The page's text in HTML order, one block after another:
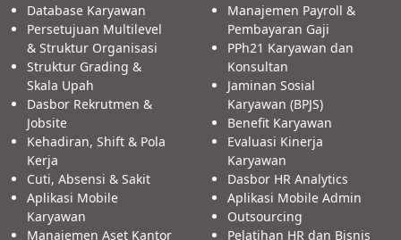
Database Karyawan
Persetujuan Multilevel
& Struktur Organisasi
Struktur Grading &
Skala Upah
Dasbor Rekrutmen &
Jobsite
Kehadiran, Shift & Pola
Kerja
Cuti, Absensi & Sakit
Aplikasi Mobile
Karyawan
Manajemen Aset Kantor
Manajemen Payroll &
Pembayaran Gaji
PPh21 Karyawan dan
Konsultan
Jaminan Sosial
Karyawan (BPJS)
Benefit Karyawan
Evaluasi Kinerja
Karyawan
Dasbor HR Analytics
Aplikasi Mobile Admin
Outsourcing
Pelatihan HR dan Bisnis